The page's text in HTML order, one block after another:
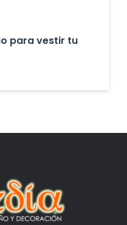
para vestir tu